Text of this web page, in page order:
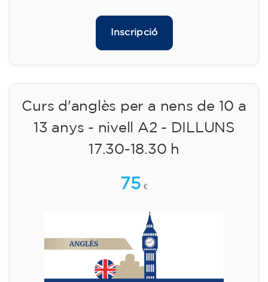
Inscripció
Curs d'anglès per a nens de 10 a
13 anys - nivell A2 - DILLUNS
17.30-18.30 h
75 €